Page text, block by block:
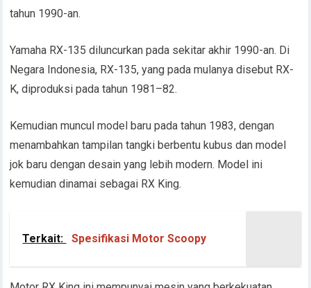
tahun 1990-an.
Yamaha RX-135 diluncurkan pada sekitar akhir 1990-an. Di
Negara Indonesia, RX-135, yang pada mulanya disebut RX-
K, diproduksi pada tahun 1981–82.
Kemudian muncul model baru pada tahun 1983, dengan
menambahkan tampilan tangki berbentu kubus dan model
jok baru dengan desain yang lebih modern. Model ini
kemudian dinamai sebagai RX King.
Terkait: Spesifikasi Motor Scoopy